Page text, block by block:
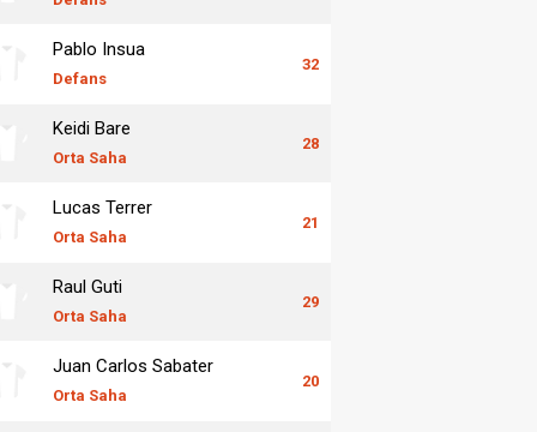
Pablo Insua
Defans
32
Keidi Bare
Orta Saha
28
Lucas Terrer
Orta Saha
21
Raul Guti
Orta Saha
29
Juan Carlos Sabater
Orta Saha
20